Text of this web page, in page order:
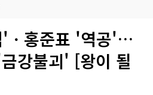
'ㆍ홍준표 '역공'…
강불괴' [왕이 될